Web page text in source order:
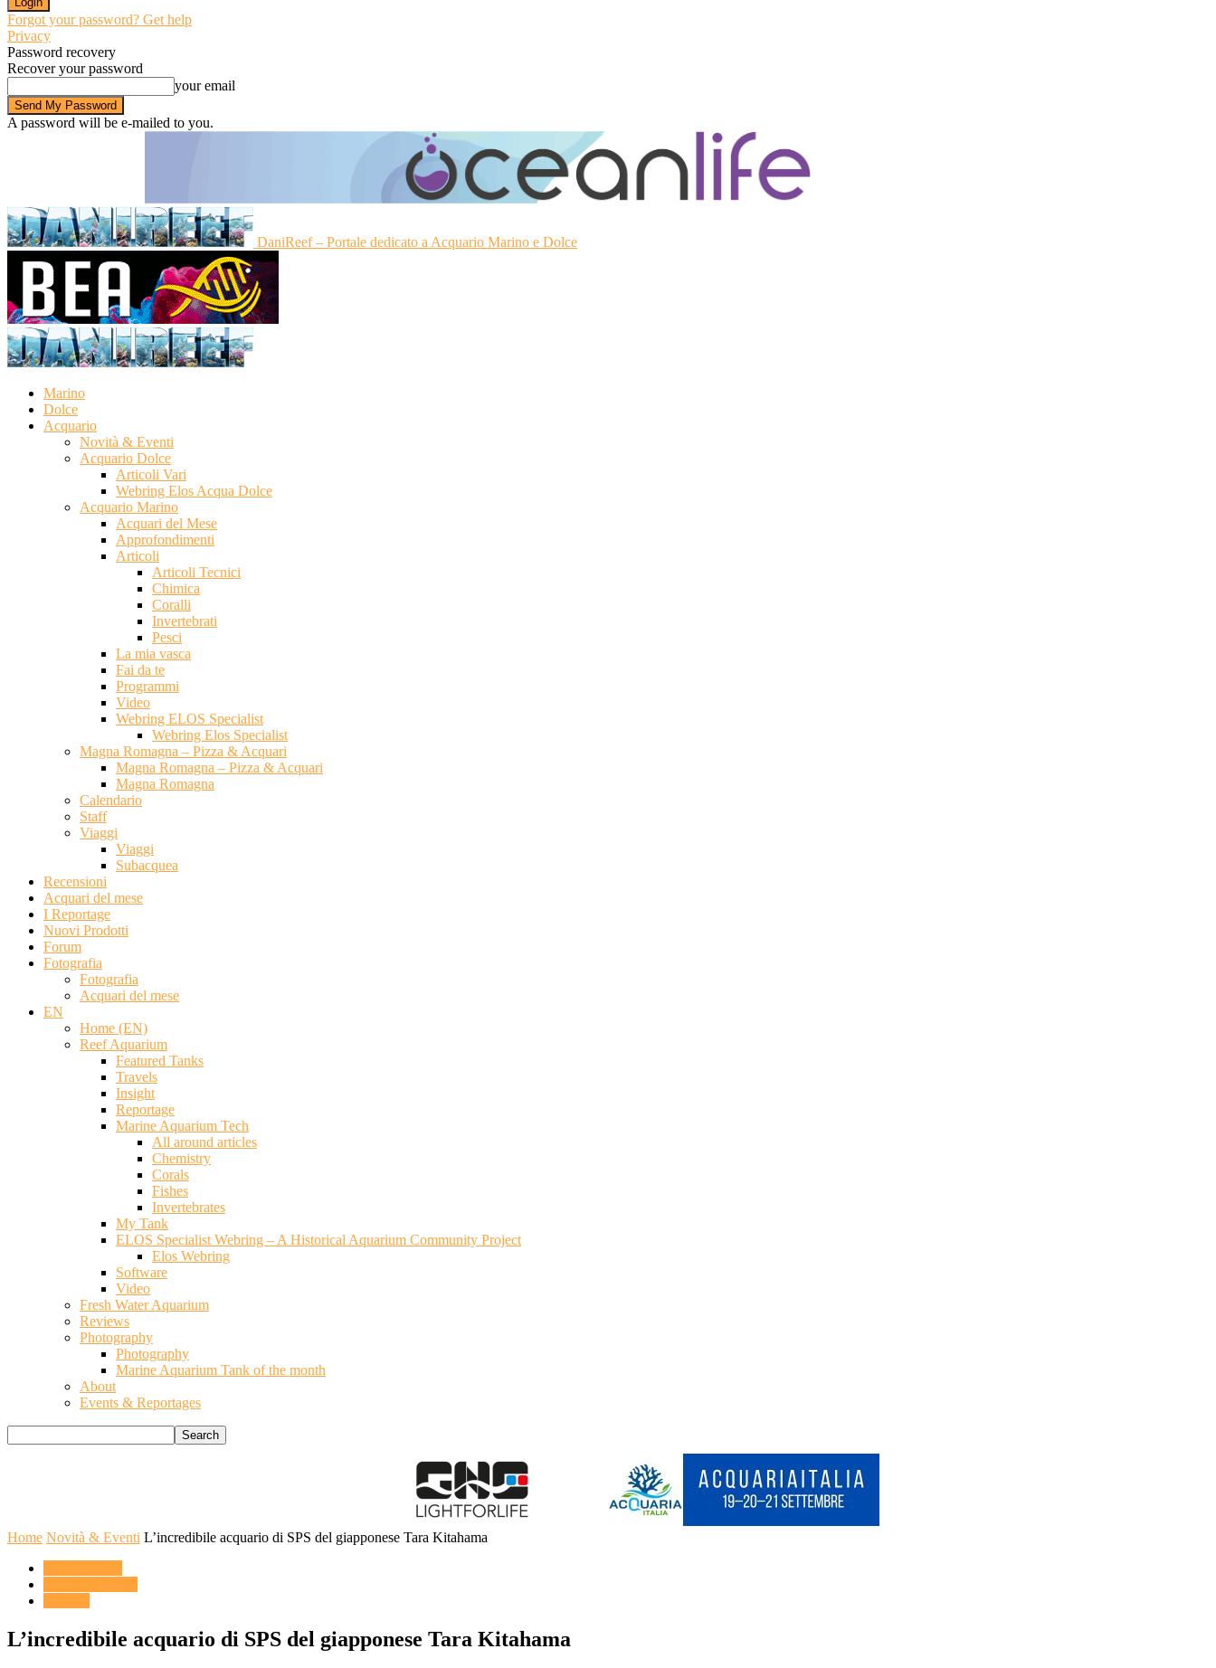
Forgot your password? Get help
Privacy
Password recovery
Recover your password
your email
A password will be e-mailed to you.
DaniReef – Portale dedicato a Acquario Marino e Dolce
Marino
Dolce
Acquario
Novità & Eventi
Acquario Dolce
Articoli Vari
Webring Elos Acqua Dolce
Acquario Marino
Acquari del Mese
Approfondimenti
Articoli
Articoli Tecnici
Chimica
Coralli
Invertebrati
Pesci
La mia vasca
Fai da te
Programmi
Video
Webring ELOS Specialist
Webring Elos Specialist
Magna Romagna – Pizza & Acquari
Magna Romagna – Pizza & Acquari
Magna Romagna
Calendario
Staff
Viaggi
Viaggi
Subacquea
Recensioni
Acquari del mese
I Reportage
Nuovi Prodotti
Forum
Fotografia
Fotografia
Acquari del mese
EN
Home (EN)
Reef Aquarium
Featured Tanks
Travels
Insight
Reportage
Marine Aquarium Tech
All around articles
Chemistry
Corals
Fishes
Invertebrates
My Tank
ELOS Specialist Webring – A Historical Aquarium Community Project
Elos Webring
Software
Video
Fresh Water Aquarium
Reviews
Photography
Photography
Marine Aquarium Tank of the month
About
Events & Reportages
Home Novità & Eventi L’incredibile acquario di SPS del giapponese Tara Kitahama
L’incredibile acquario di SPS del giapponese Tara Kitahama